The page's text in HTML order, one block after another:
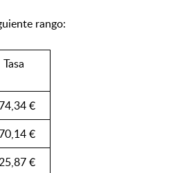
rango:
Tasa
€
€
€